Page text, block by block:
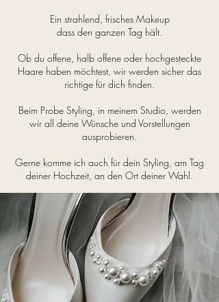
Ein strahlend, frisches Makeup
dass den ganzen Tag hält.
Ob du offene, halb offene oder hochgesteckte
Haare haben möchtest, wir werden sicher das
richtige für dich finden.
Beim Probe Styling, in meinem Studio, werden
wir all deine Wünsche und Vorstellungen
ausprobieren.
Gerne komme ich auch für dein Styling, am Tag
deiner Hochzeit, an den Ort deiner Wahl.